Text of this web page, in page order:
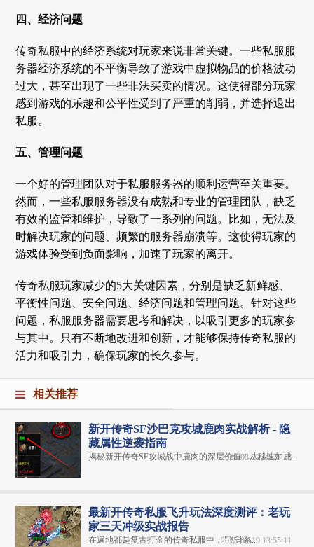
四、经济问题
传奇私服中的经济系统对玩家来说非常关键。一些私服服
务器经济系统的不平衡导致了游戏中虚拟物品的价格波动
过大，甚至出现了一些非法买卖的情况。这使得部分玩家
感到游戏的乐趣和公平性受到了严重的削弱，并选择退出
私服。
五、管理问题
一个好的管理团队对于私服服务器的顺利运营至关重要。
然而，一些私服服务器没有成熟和专业的管理团队，缺乏
有效的监管和维护，导致了一系列的问题。比如，无法及
时解决玩家的问题、频繁的服务器崩溃等。这使得玩家的
游戏体验受到负面影响，加速了玩家的离开。
传奇私服玩家减少的5大关键因素，分别是缺乏新鲜感、
平衡性问题、安全问题、经济问题和管理问题。针对这些
问题，私服服务器需要思考和解决，以吸引更多的玩家参
与其中。只有不断地改进和创新，才能够保持传奇私服的
活力和吸引力，确保玩家的长久参与。
相关推荐
新开传奇SF沙巴克攻城鹿肉实战解析 - 隐
藏属性逆袭指南
揭秘新开传奇SF攻城战中鹿肉的深层价值！从移速加成...
2025-03-22 16:28:18
最新开传奇私服飞升玩法深度测评：老玩
家三天冲级实战报告
在遍地都是复古打金的传奇私服中，"飞升系...
2025-02-19 13:55:11